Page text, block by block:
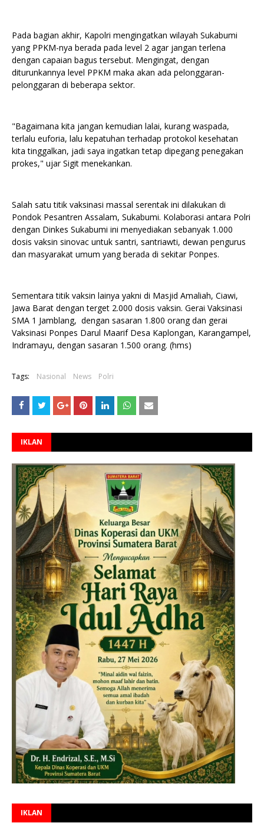
Pada bagian akhir, Kapolri mengingatkan wilayah Sukabumi
yang PPKM-nya berada pada level 2 agar jangan terlena
dengan capaian bagus tersebut. Mengingat, dengan
diturunkannya level PPKM maka akan ada pelonggaran-
pelonggaran di beberapa sektor.
"Bagaimana kita jangan kemudian lalai, kurang waspada,
terlalu euforia, lalu kepatuhan terhadap protokol kesehatan
kita tinggalkan, jadi saya ingatkan tetap dipegang penegakan
prokes," ujar Sigit menekankan.
Salah satu titik vaksinasi massal serentak ini dilakukan di
Pondok Pesantren Assalam, Sukabumi. Kolaborasi antara Polri
dengan Dinkes Sukabumi ini menyediakan sebanyak 1.000
dosis vaksin sinovac untuk santri, santriawti, dewan pengurus
dan masyarakat umum yang berada di sekitar Ponpes.
Sementara titik vaksin lainya yakni di Masjid Amaliah, Ciawi,
Jawa Barat dengan terget 2.000 dosis vaksin. Gerai Vaksinasi
SMA 1 Jamblang, dengan sasaran 1.800 orang dan gerai
Vaksinasi Ponpes Darul Maarif Desa Kaplongan, Karangampel,
Indramayu, dengan sasaran 1.500 orang. (hms)
Tags: Nasional News Polri
IKLAN
IKLAN